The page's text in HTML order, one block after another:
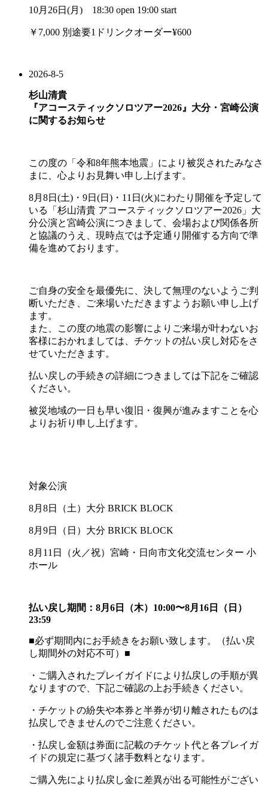
10月26日(月) 18:30 open 19:00 start
￥7,000 別途要1ドリンクオーダー¥600
2026-8-5
杉山清貴
『アコースティックソロツアー2026』大分・宮崎公演
に関するお知らせ
この度の「令和8年熊本地震」により被災されたみなさ
まに、心よりお見舞い申し上げます。
8月8日(土)・9日(日)・11日(火)にわたり開催を予定して
いる「杉山清貴 アコースティックソロツアー2026」大
分公演と宮崎公演につきまして、会場および関係各所
と協議のうえ、現時点では予定通り開催する方向で準
備を進めております。
ご自身の安全を最優先に、決して無理のないようご判
断いただき、ご来場いただきますようお願い申し上げ
ます。
また、この度の地震の影響によりご来場が叶わないお
客様におかれましては、チケットの払い戻し対応をさ
せていただきます。
払い戻しの手続きの詳細につきましては下記をご確認
ください。
被災地域の一日も早い復旧・復興が進みますことを心
よりお祈り申し上げます。
対象公演
8月8日（土）大分 BRICK BLOCK
8月9日（日）大分 BRICK BLOCK
8月11日（火／祝）宮崎・日向市文化交流センター 小
ホール
払い戻し期間：8月6日（木）10:00〜8月16日（日）
23:59
■必ず期間内にお手続きをお願い致します。（払い戻
し期間外の対応不可）■
・ご購入されたプレイガイドにより払戻しの手順が異
なりますので、下記ご確認の上お手続きください。
・チケットの紛失や本券と半券が切り離されたものは
払戻しできませんのでご注意ください。
・払戻し金額は券面に記載のチケット代と各プレイガ
イドの規定に基づく諸手数料となります。
ご購入先により払戻し金に差異が出る可能性がござい